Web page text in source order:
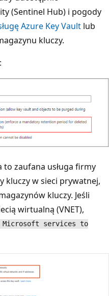
(Sentinel Hub) i pogody
Azure Key Vault lub
kluczy.
zaufana usługa firmy
kluczy w sieci prywatnej,
kluczy. Jeśli
wirtualną (VNET),
Microsoft services to